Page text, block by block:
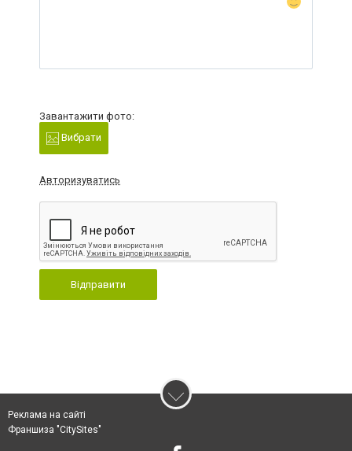
Завантажити фото:
Вибрати
Авторизуватись
Відправити
Реклама на сайті
Франшиза "CitySites"